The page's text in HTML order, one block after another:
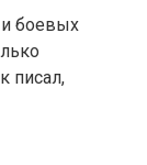
боевых
писал,